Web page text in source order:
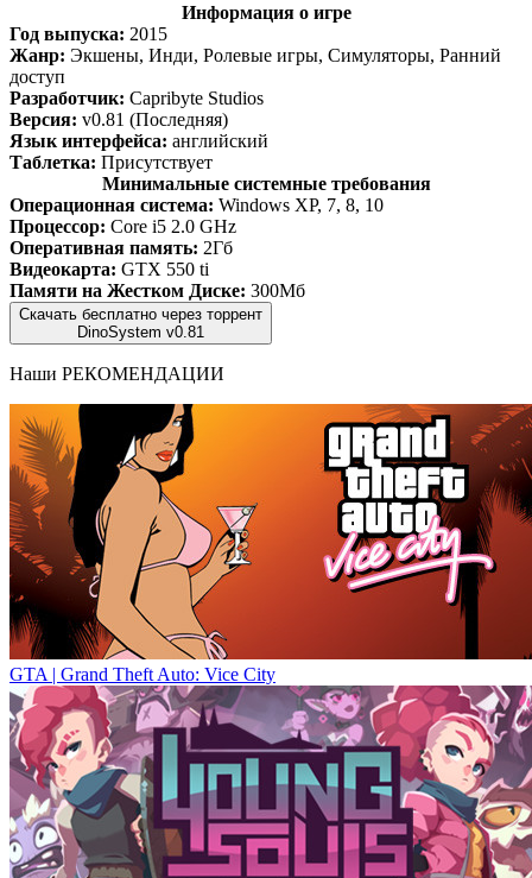
Информация о игре
Год выпуска: 2015
Жанр: Экшены, Инди, Ролевые игры, Симуляторы, Ранний
доступ
Разработчик: Capribyte Studios
Версия: v0.81 (Последняя)
Язык интерфейса: английский
Таблетка: Присутствует
Минимальные системные требования
Операционная система: Windows XP, 7, 8, 10
Процессор: Core i5 2.0 GHz
Оперативная память: 2Гб
Видеокарта: GTX 550 ti
Памяти на Жестком Диске: 300Мб
Скачать бесплатно через торрент
DinoSystem v0.81
Наши РЕКОМЕНДАЦИИ
GTA | Grand Theft Auto: Vice City